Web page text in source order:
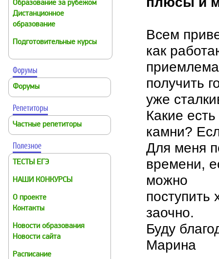
Образование за рубежом
Дистанционное
образование
Подготовительные курсы
Форумы
Частные репетиторы
ТЕСТЫ ЕГЭ
НАШИ КОНКУРСЫ
О проекте
Контакты
Новости образования
Новости сайта
Расписание
Всем
как
получить
уже
Какие
камни?
Для меня
времени,
можно
поступить
заочно.
Буду
Марина